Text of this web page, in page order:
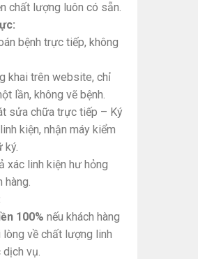
chất lượng luôn có sẵn.
bệnh trực tiếp, không
khai trên website, chỉ
lần, không vẽ bệnh.
sửa chữa trực tiếp – Ký
kiện, nhận máy kiểm
ký.
xác linh kiện hư hỏng
hàng.
100% nếu khách hàng
lòng về chất lượng linh
vụ.